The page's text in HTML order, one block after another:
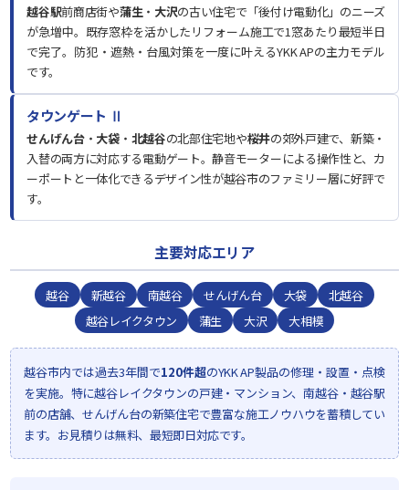
越谷駅前商店街や蒲生・ 大沢の古い住宅で「後付け電動化」のニーズ
が急増中。既存窓枠を活かしたリフォーム施工で1窓あたり最短半日
で完了。防犯・遮熱・台風対策を一度に叶えるYKK APの主力モデル
です。
タウンゲート Ⅱ
せんげん台・ 大袋・ 北越谷の北部住宅地や桜井の郊外戸建で、新築・
入替の両方に対応する電動ゲート。静音モーターによる操作性と、カ
ーポートと一体化できるデザイン性が越谷市のファミリー層に好評で
す。
主要対応エリア
越谷 新越谷 南越谷 せんげん台 大袋
北越谷
越谷レイクタウン
蒲生 大沢 大相模
越谷市内では過去3年間で120件超のYKK AP製品の修理・設置・点検
を実施。特に越谷レイクタウンの戸建・マンション、南越谷・越谷駅
前の店舗、せんげん台の新築住宅で豊富な施工ノウハウを蓄積してい
ます。お見積りは無料、最短即日対応です。